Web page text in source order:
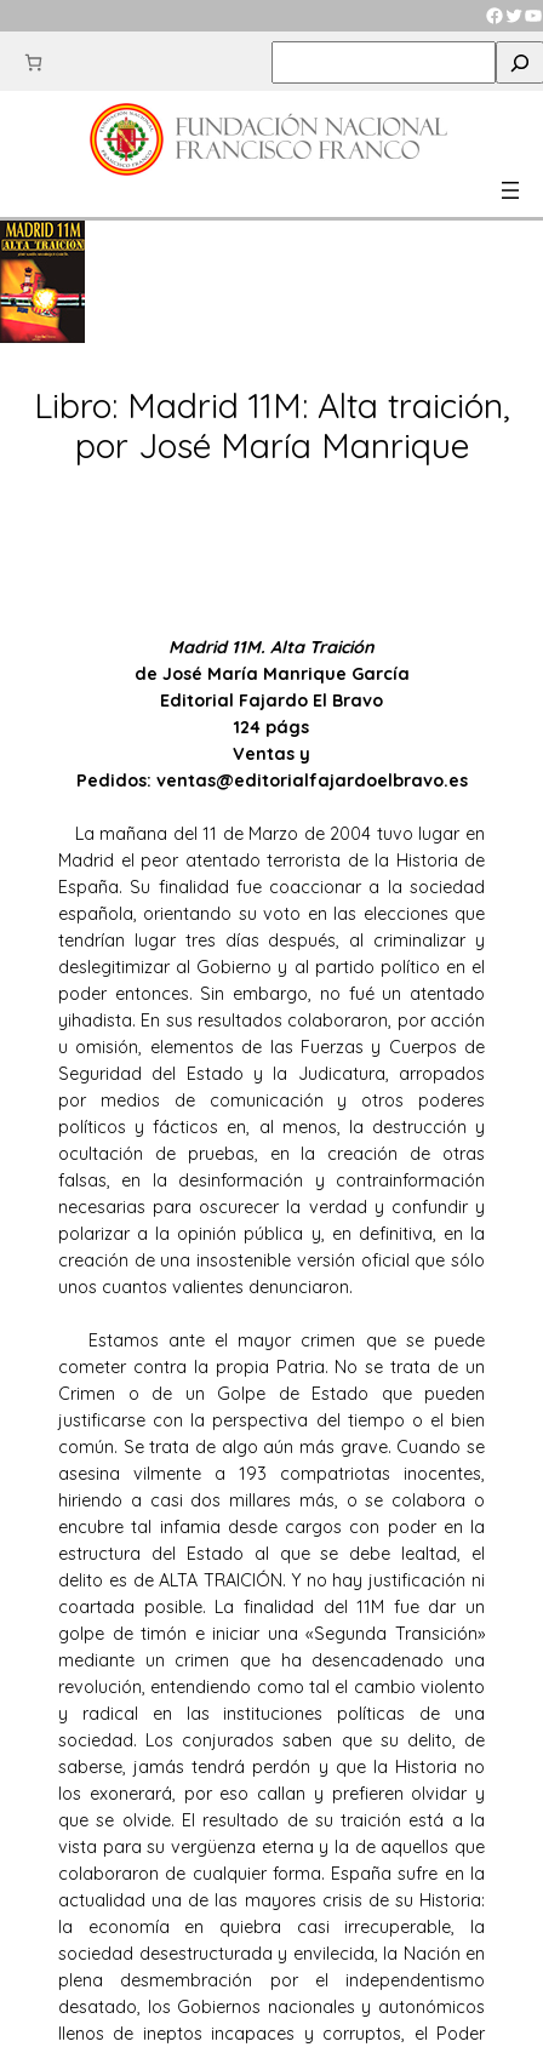
al
contenido
e
r
c
Libro: Madrid 11M: Alta traición,
por José María Manrique
Madrid 11M. Alta Traición
de José María Manrique García
Editorial Fajardo El Bravo
124 págs
Ventas y
Pedidos: ventas@editorialfajardoelbravo.es
La mañana del 11 de Marzo de 2004 tuvo lugar en
Madrid el peor atentado terrorista de la Historia de
España. Su finalidad fue coaccionar a la sociedad
española, orientando su voto en las elecciones que
tendrían lugar tres días después, al criminalizar y
deslegitimizar al Gobierno y al partido político en el
poder entonces. Sin embargo, no fué un atentado
yihadista. En sus resultados colaboraron, por acción
u omisión, elementos de las Fuerzas y Cuerpos de
Seguridad del Estado y la Judicatura, arropados
por medios de comunicación y otros poderes
políticos y fácticos en, al menos, la destrucción y
ocultación de pruebas, en la creación de otras
falsas, en la desinformación y contrainformación
necesarias para oscurecer la verdad y confundir y
polarizar a la opinión pública y, en definitiva, en la
creación de una insostenible versión oficial que sólo
unos cuantos valientes denunciaron.
Estamos ante el mayor crimen que se puede
cometer contra la propia Patria. No se trata de un
Crimen o de un Golpe de Estado que pueden
justificarse con la perspectiva del tiempo o el bien
común. Se trata de algo aún más grave. Cuando se
asesina vilmente a 193 compatriotas inocentes,
hiriendo a casi dos millares más, o se colabora o
encubre tal infamia desde cargos con poder en la
estructura del Estado al que se debe lealtad, el
delito es de ALTA TRAICIÓN. Y no hay justificación ni
coartada posible. La finalidad del 11M fue dar un
golpe de timón e iniciar una «Segunda Transición»
mediante un crimen que ha desencadenado una
revolución, entendiendo como tal el cambio violento
y radical en las instituciones políticas de una
sociedad. Los conjurados saben que su delito, de
saberse, jamás tendrá perdón y que la Historia no
los exonerará, por eso callan y prefieren olvidar y
que se olvide. El resultado de su traición está a la
vista para su vergüenza eterna y la de aquellos que
colaboraron de cualquier forma. España sufre en la
actualidad una de las mayores crisis de su Historia:
la economía en quiebra casi irrecuperable, la
sociedad desestructurada y envilecida, la Nación en
plena desmembración por el independentismo
desatado, los Gobiernos nacionales y autonómicos
llenos de ineptos incapaces y corruptos, el Poder